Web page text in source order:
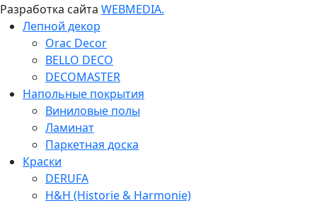
Разработка сайта WEBMEDIA.
Лепной декор
Orac Decor
BELLO DECO
DECOMASTER
Напольные покрытия
Виниловые полы
Ламинат
Паркетная доска
Краски
DERUFA
H&H (Historie & Harmonie)